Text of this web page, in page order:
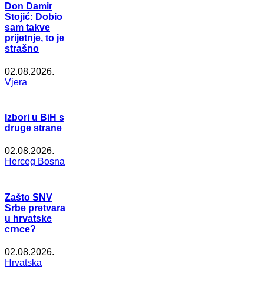
Don Damir
Stojić: Dobio
sam takve
prijetnje, to je
strašno
02.08.2026.
Vjera
Izbori u BiH s
druge strane
02.08.2026.
Herceg Bosna
Zašto SNV
Srbe pretvara
u hrvatske
crnce?
02.08.2026.
Hrvatska